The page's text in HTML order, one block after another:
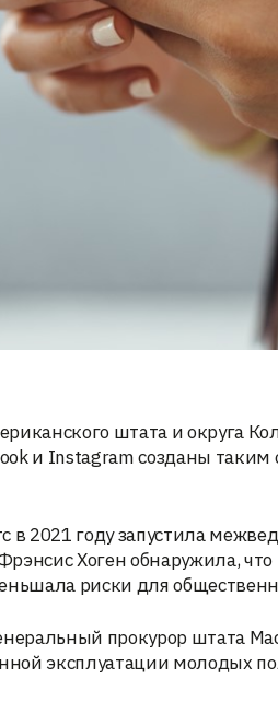
штата и округа
и Instagram созданы таким
в 2021 году запустила
Хоген обнаружила,
риски для
прокурор штата
эксплуатации молодых